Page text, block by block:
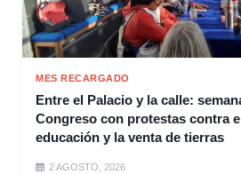
MES RECARGADO
Entre el Palacio y la calle:
Congreso con protestas contra
educación y la venta de tierras
2 AGOSTO, 2026